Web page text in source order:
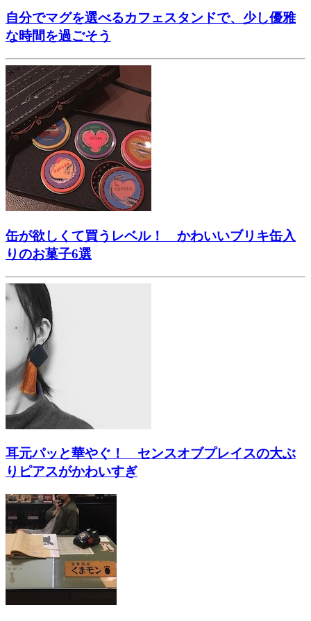
自分でマグを選べるカフェスタンドで、少し優雅
な時間を過ごそう
缶が欲しくて買うレベル！ かわいいブリキ缶入
りのお菓子6選
耳元パッと華やぐ！ センスオブプレイスの大ぶ
りピアスがかわいすぎ